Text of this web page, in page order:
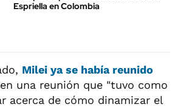
Espriella en Colombia
Milei ya se había reunido
en una reunión que "tuvo como
acerca de cómo dinamizar el